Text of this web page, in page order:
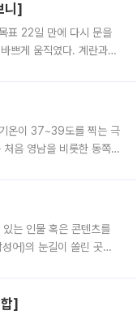
니]
표 22일 만에 다시 문을
쁘게 움직였다. 계란과
기온이 37~39도를 찍는 극
음 영남을 비롯한 동쪽
는 인물 혹은 콘텐츠를
어)의 눈길이 쏠린 곳은
]